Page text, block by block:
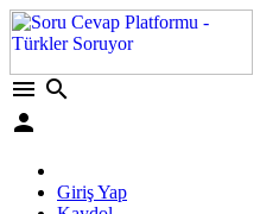
menu search
person
Giriş Yap